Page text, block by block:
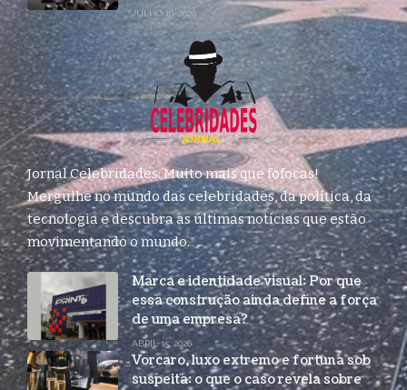
JULHO 16, 2026
Jornal Celebridades: Muito mais que fofocas!
Mergulhe no mundo das celebridades, da política, da
tecnologia e descubra as últimas notícias que estão
movimentando o mundo.
Marca e identidade visual: Por que
essa construção ainda define a força
de uma empresa?
ABRIL 15, 2026
Vorcaro, luxo extremo e fortuna sob
suspeita: o que o caso revela sobre